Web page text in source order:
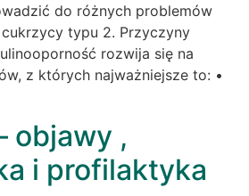
do różnych problemów
typu 2. Przyczyny
rozwija się na
z których najważniejsze to: •
objawy ,
i profilaktyka